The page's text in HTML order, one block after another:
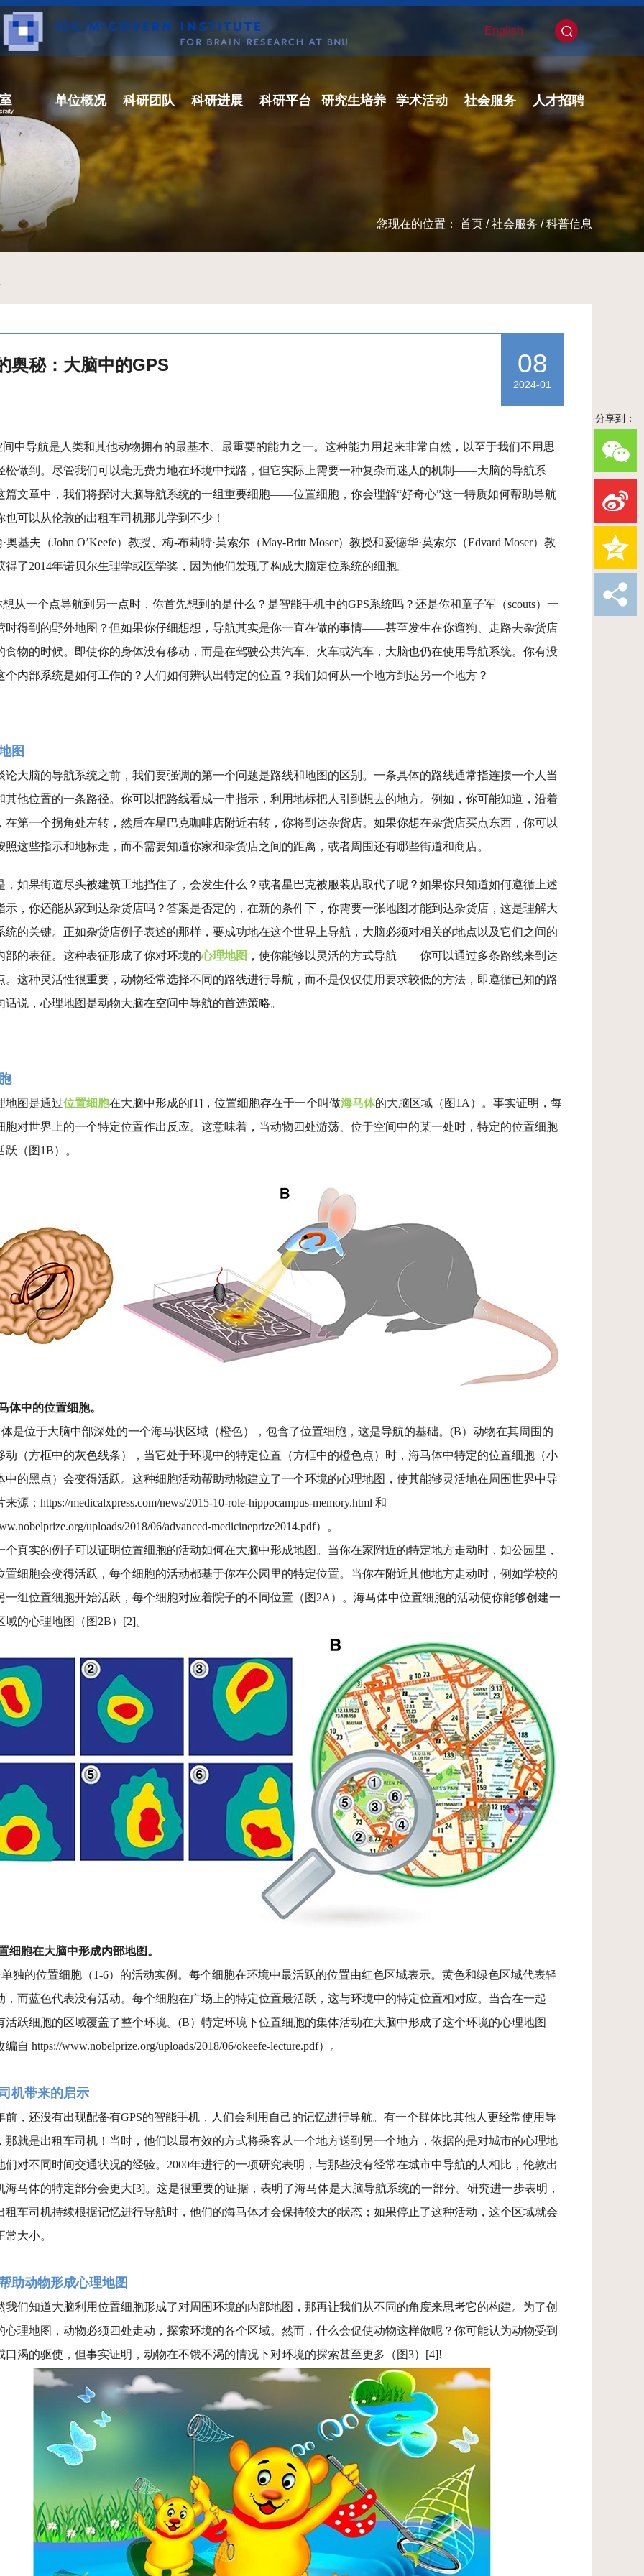
English
单位概况 科研团队 科研进展 科研平台 研究生培养 学术活动 社会服务 人才招聘
您现在的位置： 首页 /社会服务 /科普信息
奥秘：大脑中的GPS 08
2024-01
间中导航是人类和其他动物拥有的最基本、最重要的能力之一。这种能力用起来非常自然，以至于我们不用思
松做到。尽管我们可以毫无费力地在环境中找路，但它实际上需要一种复杂而迷人的机制——大脑的导航系
篇文章中，我们将探讨大脑导航系统的一组重要细胞——位置细胞，你会理解“好奇心”这一特质如何帮助导航
也可以从伦敦的出租车司机那儿学到不少！
奥基夫（John O’Keefe）教授、梅-布莉特·莫索尔（May-Britt Moser）教授和爱德华·莫索尔（Edvard Moser）教
得了2014年诺贝尔生理学或医学奖，因为他们发现了构成大脑定位系统的细胞。
想从一个点导航到另一点时，你首先想到的是什么？是智能手机中的GPS系统吗？还是你和童子军（scouts）一
时得到的野外地图？但如果你仔细想想，导航其实是你一直在做的事情——甚至发生在你遛狗、走路去杂货店
食物的时候。即使你的身体没有移动，而是在驾驶公共汽车、火车或汽车，大脑也仍在使用导航系统。你有没
个内部系统是如何工作的？人们如何辨认出特定的位置？我们如何从一个地方到达另一个地方？
图
论大脑的导航系统之前，我们要强调的第一个问题是路线和地图的区别。一条具体的路线通常指连接一个人当
其他位置的一条路径。你可以把路线看成一串指示，利用地标把人引到想去的地方。例如，你可能知道，沿着
在第一个拐角处左转，然后在星巴克咖啡店附近右转，你将到达杂货店。如果你想在杂货店买点东西，你可以
照这些指示和地标走，而不需要知道你家和杂货店之间的距离，或者周围还有哪些街道和商店。
，如果街道尽头被建筑工地挡住了，会发生什么？或者星巴克被服装店取代了呢？如果你只知道如何遵循上述
示，你还能从家到达杂货店吗？答案是否定的，在新的条件下，你需要一张地图才能到达杂货店，这是理解大
统的关键。正如杂货店例子表述的那样，要成功地在这个世界上导航，大脑必须对相关的地点以及它们之间的
部的表征。这种表征形成了你对环境的心理地图 ，使你能够以灵活的方式导航——你可以通过多条路线来到达
。这种灵活性很重要，动物经常选择不同的路线进行导航，而不是仅仅使用要求较低的方法，即遵循已知的路
话说，心理地图是动物大脑在空间中导航的首选策略。
地图是通过位置细胞在大脑中形成的[1]，位置细胞存在于一个叫做海马体的大脑区域（图1A）。事实证明，每
胞对世界上的一个特定位置作出反应。这意味着，当动物四处游荡、位于空间中的某一处时，特定的位置细胞
跃（图1B）。
体中的位置细胞。
是位于大脑中部深处的一个海马状区域（橙色），包含了位置细胞，这是导航的基础。(B）动物在其周围的
动（方框中的灰色线条），当它处于环境中的特定位置（方框中的橙色点）时，海马体中特定的位置细胞（小
中的黑点）会变得活跃。这种细胞活动帮助动物建立了一个环境的心理地图，使其能够灵活地在周围世界中导
源：https://medicalxpress.com/news/2015-10-role-hippocampus-memory.html 和
uploads/2018/06/advanced-medicineprize2014.pdf）。
个真实的例子可以证明位置细胞的活动如何在大脑中形成地图。当你在家附近的特定地方走动时，如公园里，
置细胞会变得活跃，每个细胞的活动都基于你在公园里的特定位置。当你在附近其他地方走动时，例如学校的
一组位置细胞开始活跃，每个细胞对应着院子的不同位置（图2A）。海马体中位置细胞的活动使你能够创建一
域的心理地图（图2B）[2]。
细胞在大脑中形成内部地图。
独的位置细胞（1-6）的活动实例。每个细胞在环境中最活跃的位置由红色区域表示。黄色和绿色区域代表轻
，而蓝色代表没有活动。每个细胞在广场上的特定位置最活跃，这与环境中的特定位置相对应。当合在一起
活跃细胞的区域覆盖了整个环境。(B）特定环境下位置细胞的集体活动在大脑中形成了这个环境的心理地图
自 https://www.nobelprize.org/uploads/2018/06/okeefe-lecture.pdf）。
机带来的启示
前，还没有出现配备有GPS的智能手机，人们会利用自己的记忆进行导航。有一个群体比其他人更经常使用导
那就是出租车司机！当时，他们以最有效的方式将乘客从一个地方送到另一个地方，依据的是对城市的心理地
们对不同时间交通状况的经验。2000年进行的一项研究表明，与那些没有经常在城市中导航的人相比，伦敦出
海马体的特定部分会更大[3]。这是很重要的证据，表明了海马体是大脑导航系统的一部分。研究进一步表明，
租车司机持续根据记忆进行导航时，他们的海马体才会保持较大的状态；如果停止了这种活动，这个区域就会
大小。
助动物形成心理地图
我们知道大脑利用位置细胞形成了对周围环境的内部地图，那再让我们从不同的角度来思考它的构建。为了创
心理地图，动物必须四处走动，探索环境的各个区域。然而，什么会促使动物这样做呢？你可能认为动物受到
口渴的驱使，但事实证明，动物在不饿不渴的情况下对环境的探索甚至更多（图3）[4]!
分享到：